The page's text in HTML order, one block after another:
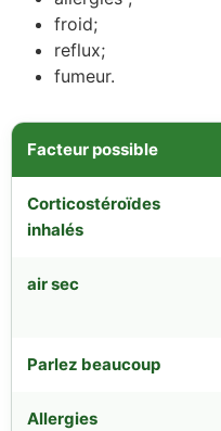
froid;
reflux;
fumeur.
Facteur possible
Corticostéroïdes
inhalés
air sec
Parlez beaucoup
Allergies